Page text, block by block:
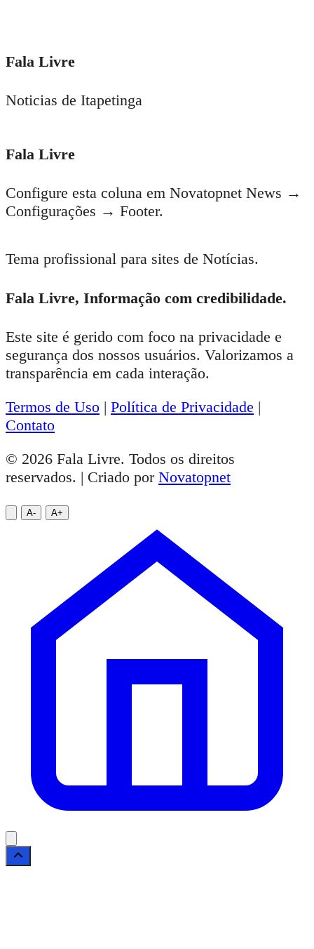
Fala Livre
Noticias de Itapetinga
Fala Livre
Configure esta coluna em Novatopnet News →
Configurações → Footer.
Tema profissional para sites de Notícias.
Fala Livre, Informação com credibilidade.
Este site é gerido com foco na privacidade e
segurança dos nossos usuários. Valorizamos a
transparência em cada interação.
Termos de Uso | Política de Privacidade |
Contato
© 2026 Fala Livre. Todos os direitos
reservados. | Criado por Novatopnet
A- A+